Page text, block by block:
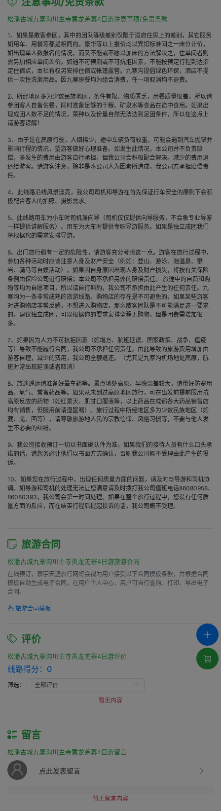
松潘古城九寨沟川主寺黄龙羌寨4日游注意事项/免责条款
1、如果是散客参团，其中的团队等级差别仅限于酒店住房上的差别，其它服务
如用车、用餐等都是相同的。豪华等以上报价均以宾馆标准间之一床位计价，
如出现单人数报名的情况，而又不能或不愿以加床的方法解决之，住单间者则
需另加相应单间差价。如遇不可预测或不可抗拒因素，不能按预定行程到达指
定住宿点，本社有权另安排住宿或帐篷露营。九寨沟提倡绿色环保，酒店不提
供一次性洗漱用品。因九寨房餐均为组合消费，任一项取消均不退费。
2、所经地区多为少数民族地区，条件有限、物质匮乏，用餐质量很差，所以请
参团客人自备佐餐，同时准备足够的干粮、矿泉水等食品在途中食用。如果出
现成团人数不足的情况，菜种以及份量自然无法达到足团条件，所以在这点上
请游客谅解！
3、由于是在高原行驶，人烟稀少，途中车辆负荷较重，可能会遇到汽车抛锚并
影响行程的情况，望游客做好心理准备。如发生此情况，本公司并不负责赔
偿，多发生的费用由游客自行承担，但我公司会积极配合解决。减少的费用退
还给游客。请游客注意，除非是本公司人为因素所造成，我公司方承担赔偿责
任。
4、此线路沿线风景漂亮，我公司司机和导游在首先保证行车安全的原则下会积
极配合客人的拍照、摄影需求。
5、此线路用车为小车时司机兼向导（司机仅仅提供向导服务，不会象专业导游
一样提供讲解服务）、用车为大车时提供专职导游服务。如果是独立成团我们
将根据您的需求安排导游。
6、出门旅行都有一定的危险性，请游客充分考虑这一点。游客在旅行过程中，
参加各种活动时应该注意人身及财产安全（例如：登山、游泳、泡温泉、攀
岩、骑马等自娱活动），如果因自身原因出现人身及财产损失，将按有关保险
条例由保险公司进行赔偿；本公司不承担另外的赔偿责任。 旅途中的自费和购
物等均为自愿项目，所以请自行斟酌，我公司不承担由此产生的任何责任。九
寨沟为一条非常成熟的旅游线路，购物店的存在是不可避免的，如果某些游客
对进购物店非常反感，不想进入购物店，那么散客团队是不可能满足这一要求
的。建议独立成团，可以根据你的要求安排全程无购物，但是团费需增加很
多。
7、如果因为人力不可抗拒因素（如塌方、航班延误、国家政策、战争、瘟疫
等）导致不能履行合同，我公司不承担任何责任。由此导致的旅游费用增加由
游客自理，减少的费用，我公司全额退还。（尤其是九寨沟机场地处高原，航
班时常出现延误或者取消）
8、旅途遥远请准备好晕车药等。景点地处高原，早晚温差较大，请带好防寒用
品、氧气、常备药品等。如果从未到过高原地区旅行，可在出发前提前服用抗
高原反应的药物（如红景天、肌甘口服液等，以上药品在成都各大药品销售店
均有销售，但服用前请遵医嘱）。旅行过程中所经地区多为少数民族地区（如
藏、羌、回等），请尊敬旅游地人民的宗教信仰、风俗习惯等，不要与他人发
生不必要的纠纷。
9、我公司接收预订一切以书面确认件为准，如果我们的接待人员有什么口头承
诺的话，请您务必让他们以书面方式确认，否则我公司概不受理由此产生的投
诉。
10、如果您在旅行过程中，出现任何质量方面的问题，请及时与导游和司机协
调。如导游和司机的处理无法让您满意请及时拨打我公司值班电话86080958、
86080393，我公司会第一时间处理。如果在整个旅行过程中，您没有任何质
量方面的反应，而在结束行程后提起投诉的话，我公司概不受理。
旅游合同
松潘古城九寨沟川主寺黄龙羌寨4日游旅游合同
在线预订，寰宇天涯旅行网将会视为用户接受以下合同模板条款，并根据合同
模板自动生成电子合同。在用户个人中心，用户可自行查询、打印、导出电子
合同。
旅游合同模板
评价
松潘古城九寨沟川主寺黄龙羌寨4日游评价
线路得分： 0
筛选：
暂无内容
留言
松潘古城九寨沟川主寺黄龙羌寨4日游留言
点此发表留言
暂无留言内容